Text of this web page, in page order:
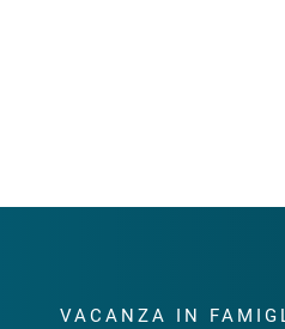
VACANZA IN